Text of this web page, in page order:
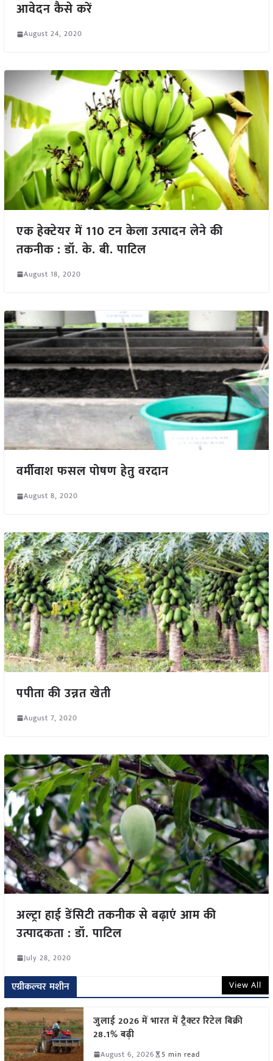
आवेदन कैसे करें
August 24, 2020
एक हेक्टेयर में 110 टन केला उत्पादन लेने की
तकनीक : डॉ. के. बी. पाटिल
August 18, 2020
वर्मीवाश फसल पोषण हेतु वरदान
August 8, 2020
पपीता की उन्नत खेती
August 7, 2020
अल्ट्रा हाई डेंसिटी तकनीक से बढ़ाएं आम की
उत्पादकता : डॉ. पाटिल
July 28, 2020
एग्रीकल्चर मशीन View All
जुलाई 2026 में भारत में ट्रैक्टर रिटेल बिक्री
28.1% बढ़ी
August 6, 2026 5 min read